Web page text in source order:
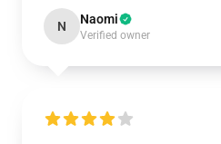
N Naomi
Verified owner